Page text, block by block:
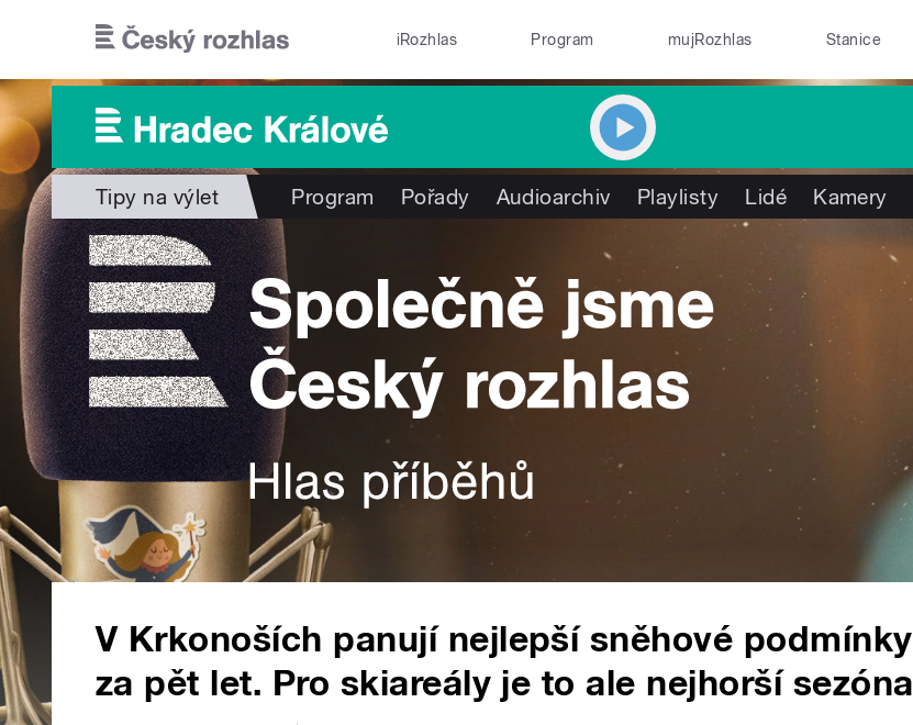
iRozhlas Program mujRozhlas Stanice
Tipy na výlet Program Pořady Audioarchiv Playlisty Lidé Kamery
V Krkonoších panují nejlepší sněhové podmínky
za pět let. Pro skiareály je to ale nejhorší sezóna